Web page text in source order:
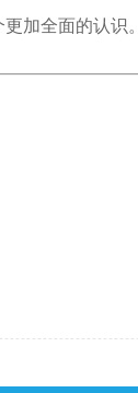
加全面的认识。